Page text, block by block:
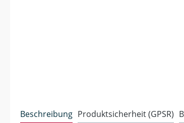
Beschreibung Produktsicherheit (GPSR)